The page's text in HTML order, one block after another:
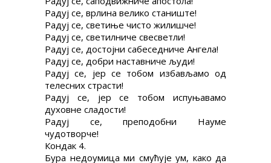
Радуј се, врлина велико станиште!
Радуј се, светиње чисто жилишче!
Радуј се, светилниче свесветли!
Радуј се, достојни сабеседниче Ангела!
Радуј се, добри наставниче људи!
Радуј се, јер се тобом избављамо од
телесних страсти!
Радуј се, јер се тобом испуњавамо
духовне сладости!
Радуј се, преподобни Науме
чудотворче!
Кондак 4.
Бура недоумица ми смућује ум, како да